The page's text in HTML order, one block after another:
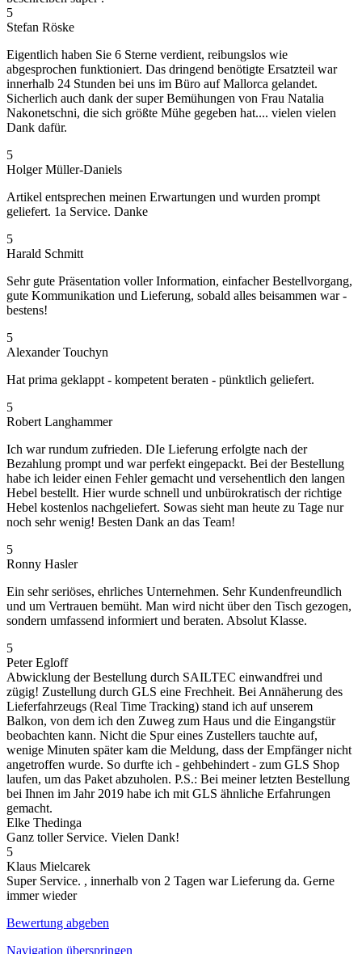
5
Stefan Röske
Eigentlich haben Sie 6 Sterne verdient, reibungslos wie
abgesprochen funktioniert. Das dringend benötigte Ersatzteil war
innerhalb 24 Stunden bei uns im Büro auf Mallorca gelandet.
Sicherlich auch dank der super Bemühungen von Frau Natalia
Nakonetschni, die sich größte Mühe gegeben hat.... vielen vielen
Dank dafür.
5
Holger Müller-Daniels
Artikel entsprechen meinen Erwartungen und wurden prompt
geliefert. 1a Service. Danke
5
Harald Schmitt
Sehr gute Präsentation voller Information, einfacher Bestellvorgang,
gute Kommunikation und Lieferung, sobald alles beisammen war -
bestens!
5
Alexander Touchyn
Hat prima geklappt - kompetent beraten - pünktlich geliefert.
5
Robert Langhammer
Ich war rundum zufrieden. DIe Lieferung erfolgte nach der
Bezahlung prompt und war perfekt eingepackt. Bei der Bestellung
habe ich leider einen Fehler gemacht und versehentlich den langen
Hebel bestellt. Hier wurde schnell und unbürokratisch der richtige
Hebel kostenlos nachgeliefert. Sowas sieht man heute zu Tage nur
noch sehr wenig! Besten Dank an das Team!
5
Ronny Hasler
Ein sehr seriöses, ehrliches Unternehmen. Sehr Kundenfreundlich
und um Vertrauen bemüht. Man wird nicht über den Tisch gezogen,
sondern umfassend informiert und beraten. Absolut Klasse.
5
Peter Egloff
Abwicklung der Bestellung durch SAILTEC einwandfrei und
zügig! Zustellung durch GLS eine Frechheit. Bei Annäherung des
Lieferfahrzeugs (Real Time Tracking) stand ich auf unserem
Balkon, von dem ich den Zuweg zum Haus und die Eingangstür
beobachten kann. Nicht die Spur eines Zustellers tauchte auf,
wenige Minuten später kam die Meldung, dass der Empfänger nicht
angetroffen wurde. So durfte ich - gehbehindert - zum GLS Shop
laufen, um das Paket abzuholen. P.S.: Bei meiner letzten Bestellung
bei Ihnen im Jahr 2019 habe ich mit GLS ähnliche Erfahrungen
gemacht.
Elke Thedinga
Ganz toller Service. Vielen Dank!
5
Klaus Mielcarek
Super Service. , innerhalb von 2 Tagen war Lieferung da. Gerne
immer wieder
Bewertung abgeben
Navigation überspringen